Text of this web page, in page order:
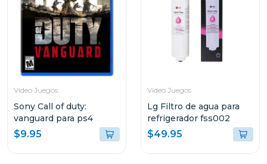
Video Juegos
Sony Call of duty:
vanguard para ps4
$9.95
Video Juegos
Lg Filtro de agua para
refrigerador fss002
$49.95